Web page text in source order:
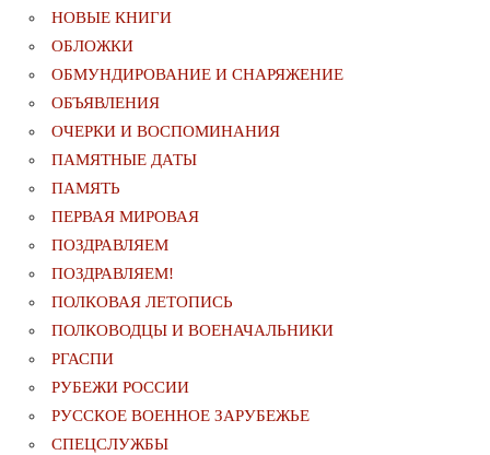
НОВЫЕ КНИГИ
ОБЛОЖКИ
ОБМУНДИРОВАНИЕ И СНАРЯЖЕНИЕ
ОБЪЯВЛЕНИЯ
ОЧЕРКИ И ВОСПОМИНАНИЯ
ПАМЯТНЫЕ ДАТЫ
ПАМЯТЬ
ПЕРВАЯ МИРОВАЯ
ПОЗДРАВЛЯЕМ
ПОЗДРАВЛЯЕМ!
ПОЛКОВАЯ ЛЕТОПИСЬ
ПОЛКОВОДЦЫ И ВОЕНАЧАЛЬНИКИ
РГАСПИ
РУБЕЖИ РОССИИ
РУССКОЕ ВОЕННОЕ ЗАРУБЕЖЬЕ
СПЕЦСЛУЖБЫ